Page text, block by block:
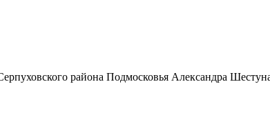
района Подмосковья Александра